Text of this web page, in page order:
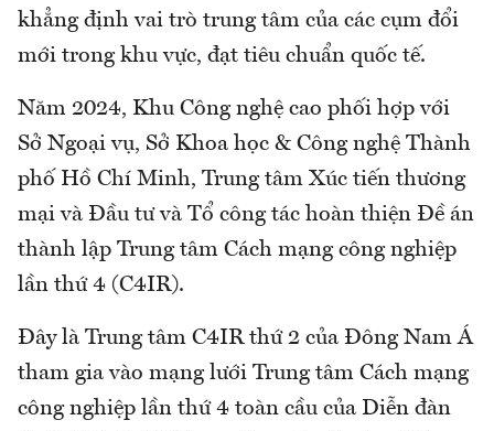
khẳng định vai trò trung tâm của các cụm đổi
mới trong khu vực, đạt tiêu chuẩn quốc tế.
Năm 2024, Khu Công nghệ cao phối hợp với
Sở Ngoại vụ, Sở Khoa học & Công nghệ Thành
phố Hồ Chí Minh, Trung tâm Xúc tiến thương
mại và Đầu tư và Tổ công tác hoàn thiện Đề án
thành lập Trung tâm Cách mạng công nghiệp
lần thứ 4 (C4IR).
Đây là Trung tâm C4IR thứ 2 của Đông Nam Á
tham gia vào mạng lưới Trung tâm Cách mạng
công nghiệp lần thứ 4 toàn cầu của Diễn đàn